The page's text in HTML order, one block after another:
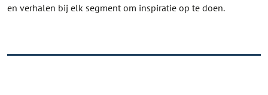
en verhalen bij elk segment om inspiratie op te doen.